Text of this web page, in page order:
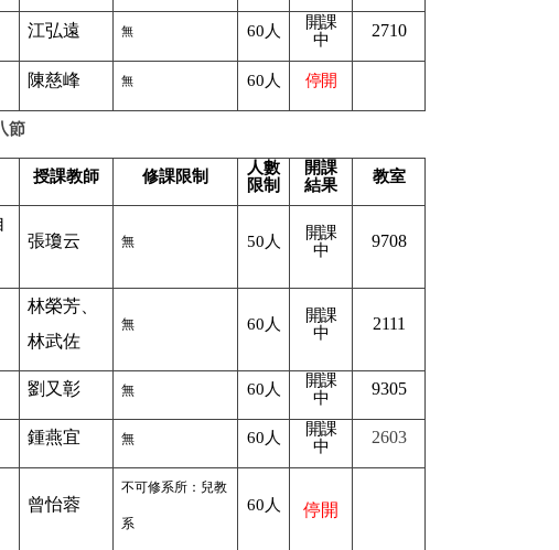
江弘遠 無 60人
開課
中
2710
陳慈峰 無 60人 停開
節
授課教師 修課限制
人數
限制
開課
結果
教室
張瓊云 無 50人
開課
中
9708
林榮芳、
林武佐
無 60人
開課
中
2111
劉又彰 無 60人
開課
中
9305
鍾燕宜 無 60人
開課
中
2603
曾怡蓉
不可修系所：兒教
系
60人 停開